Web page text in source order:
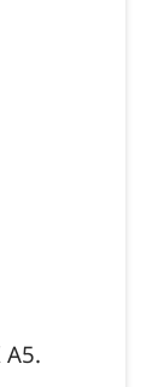
A5.